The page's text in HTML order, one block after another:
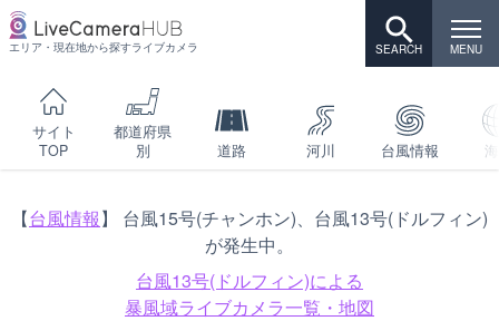
エリア・現在地から探すライブカメラ
サイト
TOP
都道府県
別
道路 河川 台風情報
【台風情報】 台風15号(チャンホン)、台風13号(ドルフィン)
が発生中。
台風13号(ドルフィン)による
暴風域ライブカメラ一覧・地図